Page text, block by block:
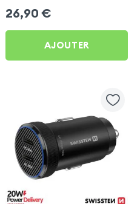
26,90 €
AJOUTER